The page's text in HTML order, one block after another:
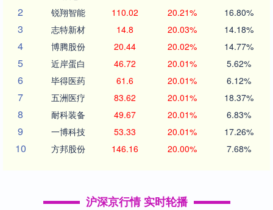
2 锐翔智能 110.02 20.21% 16.80%
3 志特新材 14.8 20.03% 14.18%
4 博腾股份 20.44 20.02% 14.77%
5 近岸蛋白 46.72 20.01% 5.62%
6 毕得医药 61.6 20.01% 6.12%
7 五洲医疗 83.62 20.01% 18.37%
8 耐科装备 49.67 20.01% 6.83%
9 一博科技 53.33 20.01% 17.26%
10 方邦股份 146.16 20.00% 7.68%
沪深京行情 实时轮播